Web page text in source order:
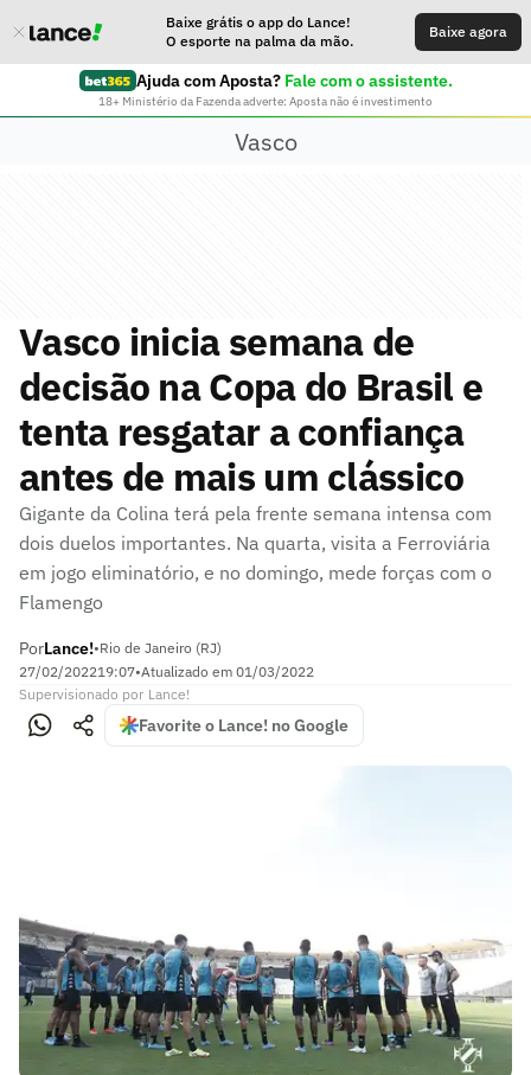
Baixe grátis o app do Lance!
O esporte na palma da mão.
Baixe agora
Ajuda com Aposta? Fale com o assistente.
18+ Ministério da Fazenda adverte: Aposta não é investimento
Vasco
Vasco inicia semana de
decisão na Copa do Brasil e
tenta resgatar a confiança
antes de mais um clássico
Gigante da Colina terá pela frente semana intensa com
dois duelos importantes. Na quarta, visita a Ferroviária
em jogo eliminatório, e no domingo, mede forças com o
Flamengo
PorLance!•Rio de Janeiro (RJ)
27/02/202219:07•Atualizado em 01/03/2022
Supervisionado por Lance!
Favorite o Lance! no Google